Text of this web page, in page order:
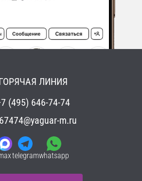
ЛИНИЯ
(495) 646-74-74
m.ru
telegramwhatsapp